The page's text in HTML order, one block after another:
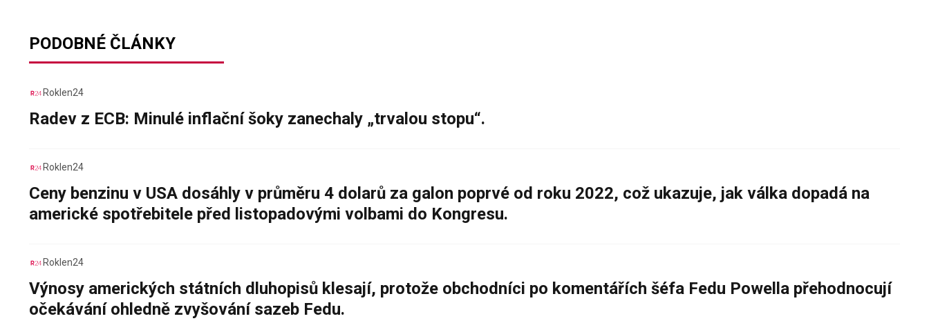
PODOBNÉ ČLÁNKY
Roklen24
Radev z ECB: Minulé inflační šoky zanechaly „trvalou stopu“.
Roklen24
Ceny benzinu v USA dosáhly v průměru 4 dolarů za galon poprvé od roku 2022, což ukazuje, jak válka dopadá na
americké spotřebitele před listopadovými volbami do Kongresu.
Roklen24
Výnosy amerických státních dluhopisů klesají, protože obchodníci po komentářích šéfa Fedu Powella přehodnocují
očekávání ohledně zvyšování sazeb Fedu.